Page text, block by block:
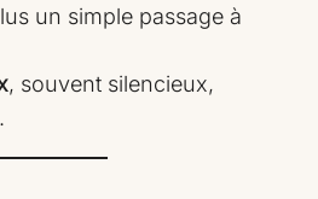
un simple passage à
, souvent silencieux,